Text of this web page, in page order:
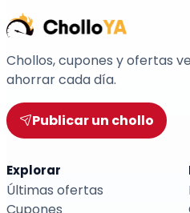
Chollos, cupones y ofertas
ahorrar cada día.
Publicar un chollo
Explorar
Últimas ofertas
Cupones